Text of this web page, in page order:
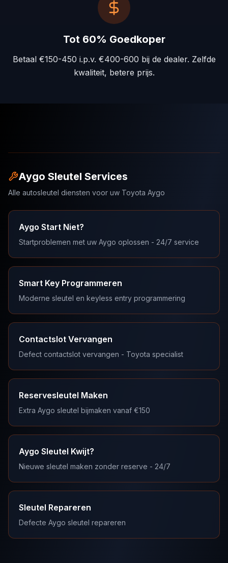
Tot 60% Goedkoper
Betaal €150-450 i.p.v. €400-600 bij de dealer. Zelfde
kwaliteit, betere prijs.
Aygo Sleutel Services
Alle autosleutel diensten voor uw Toyota Aygo
Aygo Start Niet?
Startproblemen met uw Aygo oplossen - 24/7 service
Smart Key Programmeren
Moderne sleutel en keyless entry programmering
Contactslot Vervangen
Defect contactslot vervangen - Toyota specialist
Reservesleutel Maken
Extra Aygo sleutel bijmaken vanaf €150
Aygo Sleutel Kwijt?
Nieuwe sleutel maken zonder reserve - 24/7
Sleutel Repareren
Defecte Aygo sleutel repareren